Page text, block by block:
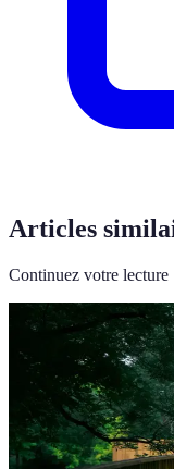
Articles
Continuez votre lecture